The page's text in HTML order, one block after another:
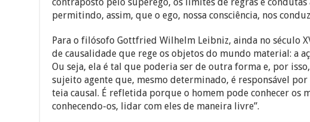
permitindo, assim, que o ego, nossa consciência, nos
de causalidade que rege os objetos do mundo material: a
Ou seja, ela é tal que poderia ser de outra forma e, por
sujeito agente que, mesmo determinado, é responsável
teia causal. É refletida porque o homem pode conhecer os
conhecendo-os, lidar com eles de maneira livre”.